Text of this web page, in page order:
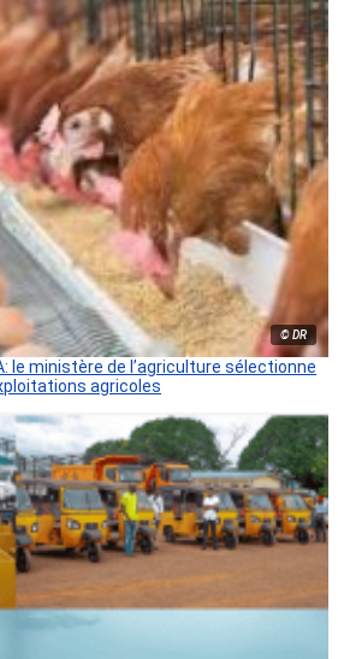
© DR
le ministère de l’agriculture sélectionne
agricoles